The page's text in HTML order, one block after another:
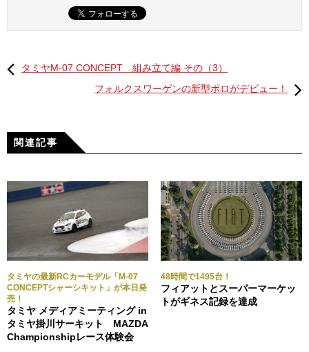
けばOK。このとき、送信機のスイッチ右横にある「トリ
ム」つまみが中心位置になっていることと、「リバースス
う。
サーボセイバーとはクラッシュなどでステアリングに強い
衝撃を受けた際、ステアリングサーボを保護するパーツ。
「ハイトルクサーボセイバー」が標準で装備されている。
ここからの作業はパーツの袋詰「D」を使用。まずステアリ
ングサーボに「サーボセイバー」を取り付けていく。Q1ま
たはQ3部品（使用するサーボのメーカによって異なる。タ
ミヤ製サーボの場合はQ1部品を使用）に、サーボセイバー
スプリング（小）×２、サーボセイバースプリング（大）を
タミヤM-07 CONCEPT 組み立て編 その（3）
フォルクスワーゲンの新型ポロがデビュー！
関連記事
タミヤの最新RCカーモデル「M-07
CONCEPTシャーシキット」が本日発
売！
タミヤ メディアミーティング in
タミヤ掛川サーキット MAZDA
Championshipレース体験会
48時間で1495台！
フィアットとスーパーマーケッ
トがギネス記録を達成